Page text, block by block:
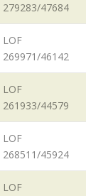
279283/47684
LOF
269971/46142
LOF
261933/44579
LOF
268511/45924
LOF